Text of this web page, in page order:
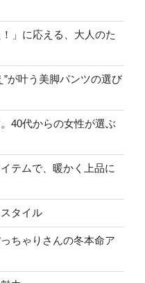
」に応える、大人のた
が叶う美脚パンツの選び
40代からの女性が選ぶ
テムで、暖かく上品に
タイル
ちゃりさんの冬本命ア